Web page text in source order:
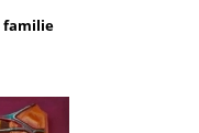
familie